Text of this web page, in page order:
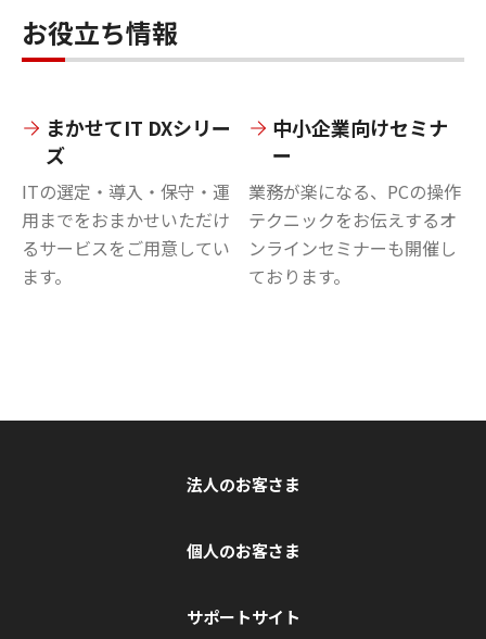
お役立ち情報
まかせてIT DXシリー
ズ
ITの選定・導入・保守・運
用までをおまかせいただけ
るサービスをご用意してい
ます。
中小企業向けセミナ
ー
業務が楽になる、PCの操作
テクニックをお伝えするオ
ンラインセミナーも開催し
ております。
法人のお客さま
個人のお客さま
サポートサイト